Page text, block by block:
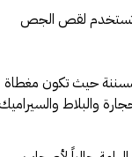
لقص الجص
حيث تكون مغطاة
والبلاط